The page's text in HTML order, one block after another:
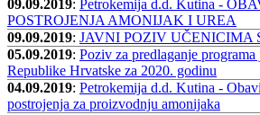
09.09.2019: Petrokemija d.d. Kutina -
POSTROJENJA AMONIJAK I UREA
09.09.2019: JAVNI POZIV UČENICIMA
05.09.2019: Poziv za predlaganje
Republike Hrvatske za 2020. godinu
04.09.2019: Petrokemija d.d. Kutina -
postrojenja za proizvodnju amonijaka